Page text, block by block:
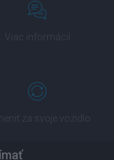
od
Viac informácií
za svoje vozidlo